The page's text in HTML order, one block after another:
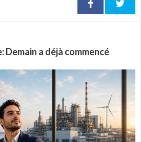
Demain a déjà commencé